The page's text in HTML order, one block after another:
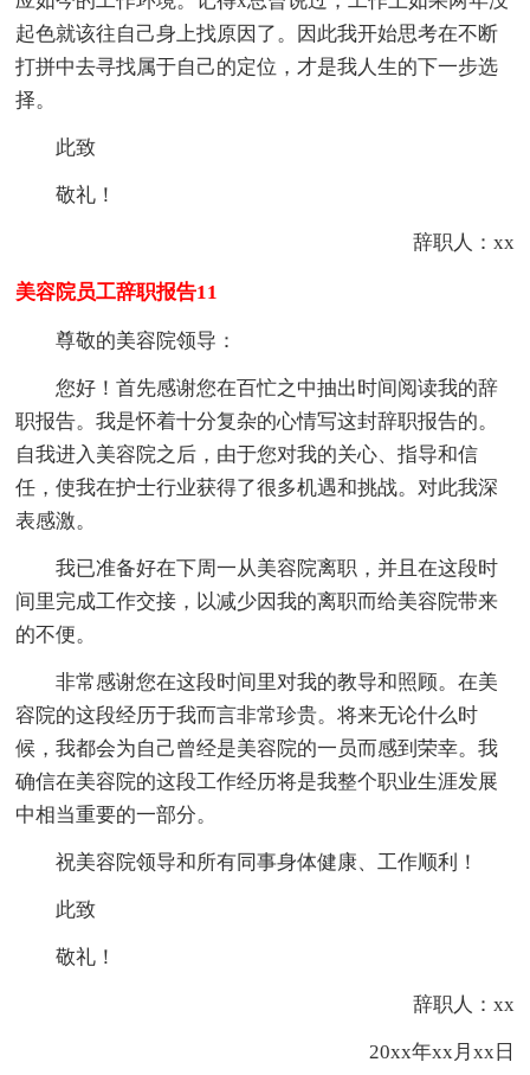
起色就该往自己身上找原因了。因此我开始思考在不断
打拼中去寻找属于自己的定位，才是我人生的下一步选
择。
此致
敬礼！
辞职人：xx
美容院员工辞职报告11
尊敬的美容院领导：
您好！首先感谢您在百忙之中抽出时间阅读我的辞
职报告。我是怀着十分复杂的心情写这封辞职报告的。
自我进入美容院之后，由于您对我的关心、指导和信
任，使我在护士行业获得了很多机遇和挑战。对此我深
表感激。
我已准备好在下周一从美容院离职，并且在这段时
间里完成工作交接，以减少因我的离职而给美容院带来
的不便。
非常感谢您在这段时间里对我的教导和照顾。在美
容院的这段经历于我而言非常珍贵。将来无论什么时
候，我都会为自己曾经是美容院的一员而感到荣幸。我
确信在美容院的这段工作经历将是我整个职业生涯发展
中相当重要的一部分。
祝美容院领导和所有同事身体健康、工作顺利！
此致
敬礼！
辞职人：xx
20xx年xx月xx日